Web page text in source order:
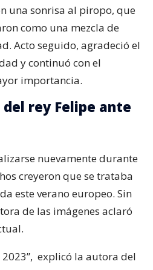
una sonrisa al piropo, que
como una mezcla de
Acto seguido, agradeció el
y continuó con el
importancia.
rey Felipe ante
nuevamente durante
creyeron que se trataba
este verano europeo. Sin
de las imágenes aclaró
explicó la autora del